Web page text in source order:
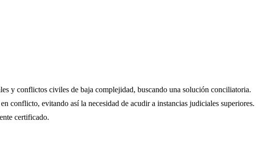
y conflictos civiles de baja complejidad, buscando una solución conciliatoria.
conflicto, evitando así la necesidad de acudir a instancias judiciales superiores.
certificado.